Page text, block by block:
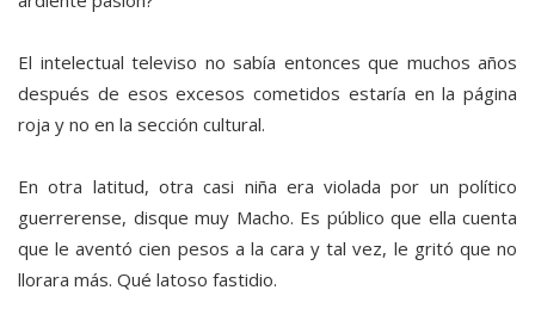
El intelectual televiso no sabía entonces que muchos años
después de esos excesos cometidos estaría en la página
roja y no en la sección cultural.
En otra latitud, otra casi niña era violada por un político
guerrerense, disque muy Macho. Es público que ella cuenta
que le aventó cien pesos a la cara y tal vez, le gritó que no
llorara más. Qué latoso fastidio.